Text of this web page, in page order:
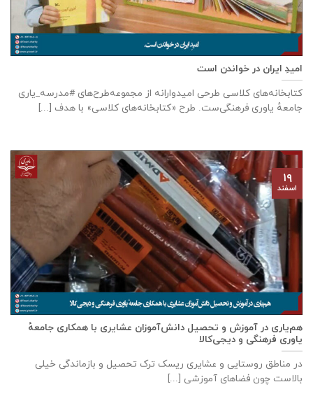
امیدِ ایران در خواندن است
کتابخانه‌های کلاسی طرحی امیدوارانه از مجموعه‌‌طرح‌های #مدرسه_یاری
جامعهٔ یاوری فرهنگی‌ست. طرح «کتابخانه‌های کلاسی» با هدف [...]
هم‌‌یاری در آموزش و تحصیل دانش‌آموزان عشایری با همکاری جامعهٔ
یاوری فرهنگی و دیجی‌کالا
در مناطق روستایی و عشایری ریسک ترک تحصیل و بازماندگی خیلی
بالاست چون فضاهای آموزشی [...]
۱۹
اسفند